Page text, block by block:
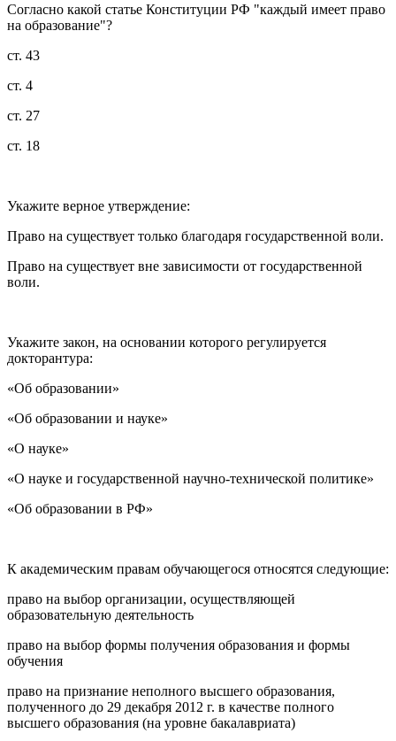
Согласно какой статье Конституции РФ "каждый имеет право
на образование"?
ст. 43
ст. 4
ст. 27
ст. 18
Укажите верное утверждение:
Право на существует только благодаря государственной воли.
Право на существует вне зависимости от государственной
воли.
Укажите закон, на основании которого регулируется
докторантура:
«Об образовании»
«Об образовании и науке»
«О науке»
«О науке и государственной научно-технической политике»
«Об образовании в РФ»
К академическим правам обучающегося относятся следующие:
право на выбор организации, осуществляющей
образовательную деятельность
право на выбор формы получения образования и формы
обучения
право на признание неполного высшего образования,
полученного до 29 декабря 2012 г. в качестве полного
высшего образования (на уровне бакалавриата)